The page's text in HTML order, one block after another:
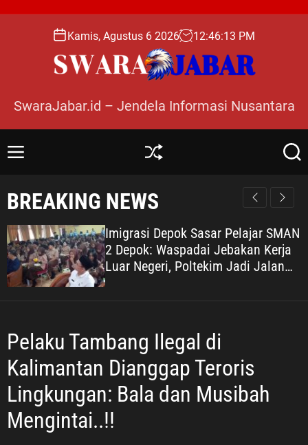
o
Kamis, Agustus 6 2026 12:46:15 PM
SwaraJabar.id – Jendela Informasi Nusantara
M
u
S
ff
e
S
r
h
BREAKING NEWS
Imigrasi Depok Sasar Pelajar SMAN
2 Depok: Waspadai Jebakan Kerja
Luar Negeri, Poltekim Jadi Jalan
Pelaku Tambang Ilegal di
Kalimantan Dianggap Teroris
Lingkungan: Bala dan Musibah
Mengintai..!!